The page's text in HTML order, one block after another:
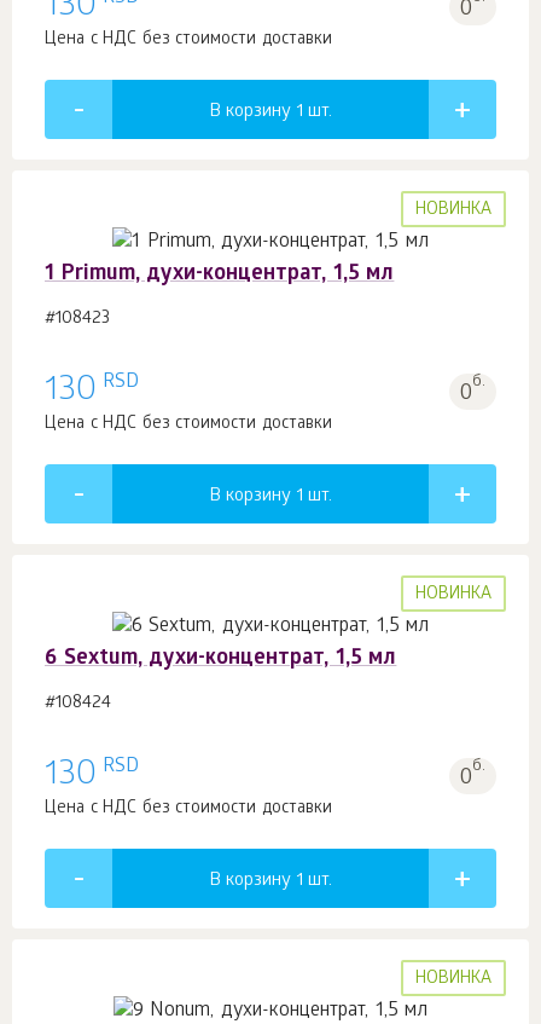
0
Цена с НДС без стоимости доставки
В корзину 1 шт.
НОВИНКА
1 Primum, духи-концентрат, 1,5 мл
#108423
130 RSD 0б.
Цена с НДС без стоимости доставки
В корзину 1 шт.
НОВИНКА
6 Sextum, духи-концентрат, 1,5 мл
#108424
130 RSD 0б.
Цена с НДС без стоимости доставки
В корзину 1 шт.
НОВИНКА